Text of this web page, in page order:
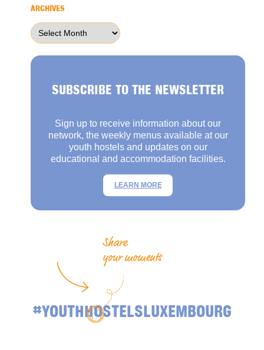
ARCHIVES
Archives
SUBSCRIBE TO THE NEWSLETTER
Sign up to receive information about our
network, the weekly menus available at our
youth hostels and updates on our
educational and accommodation facilities.
LEARN MORE
Share
your moments
#YOUTHHOSTELSLUXEMBOURG